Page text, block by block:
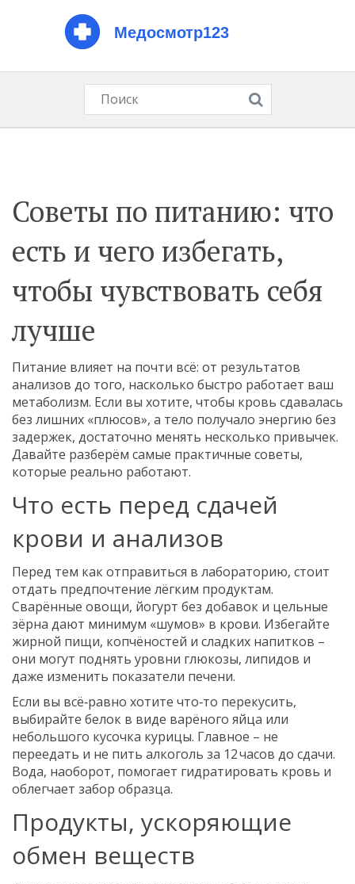
Советы по питанию: что
есть и чего избегать,
чтобы чувствовать себя
лучше
Питание влияет на почти всё: от результатов
анализов до того, насколько быстро работает ваш
метаболизм. Если вы хотите, чтобы кровь сдавалась
без лишних «плюсов», а тело получало энергию без
задержек, достаточно менять несколько привычек.
Давайте разберём самые практичные советы,
которые реально работают.
Что есть перед сдачей
крови и анализов
Перед тем как отправиться в лабораторию, стоит
отдать предпочтение лёгким продуктам.
Сварённые овощи, йогурт без добавок и цельные
зёрна дают минимум «шумов» в крови. Избегайте
жирной пищи, копчёностей и сладких напитков –
они могут поднять уровни глюкозы, липидов и
даже изменить показатели печени.
Если вы всё‑равно хотите что‑то перекусить,
выбирайте белок в виде варёного яйца или
небольшого кусочка курицы. Главное – не
переедать и не пить алкоголь за 12 часов до сдачи.
Вода, наоборот, помогает гидратировать кровь и
облегчает забор образца.
Продукты, ускоряющие
обмен веществ